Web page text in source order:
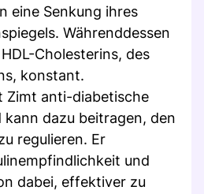
eine Senkung ihres
Währenddessen
Cholesterins, des
konstant.
Zimt anti-diabetische
dazu beitragen, den
regulieren. Er
und
dabei, effektiver zu